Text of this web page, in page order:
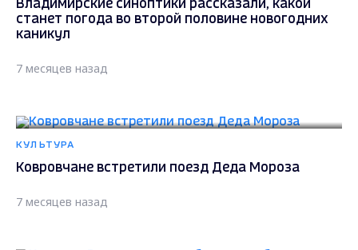
Владимирские синоптики рассказали, какой
станет погода во второй половине новогодних
каникул
7 месяцев назад
КУЛЬТУРА
Ковровчане встретили поезд Деда Мороза
7 месяцев назад